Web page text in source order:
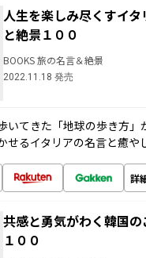
人生を楽しみ尽くすイ
と絶景１００
BOOKS 旅の名言＆絶景
2022.11.18 発売
いてきた「地球の歩き方」
せるイタリアの名言と癒や
詳
共感と勇気がわく韓国
１００